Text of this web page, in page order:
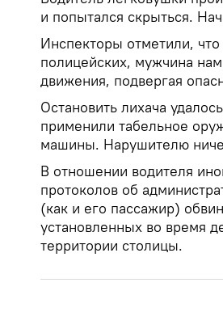
и попытался скрыться.
Инспекторы отметили,
полицейских, мужчина
движения, подвергая
Остановить лихача
применили табельное
машины. Нарушителю
В отношении водителя
протоколов об
(как и его пассажир)
установленных во время
территории столицы.